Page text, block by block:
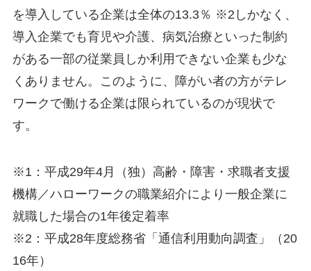
を導入している企業は全体の13.3％ ※2しかなく、
導入企業でも育児や介護、病気治療といった制約
がある一部の従業員しか利用できない企業も少な
くありません。このように、障がい者の方がテレ
ワークで働ける企業は限られているのが現状で
す。
※1：平成29年4月（独）高齢・障害・求職者支援
機構／ハローワークの職業紹介により一般企業に
就職した場合の1年後定着率
※2：平成28年度総務省「通信利用動向調査」（20
16年）